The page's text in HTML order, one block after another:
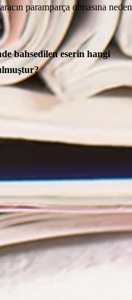
paramparça olmasına neden
bahsedilen eserin hangi